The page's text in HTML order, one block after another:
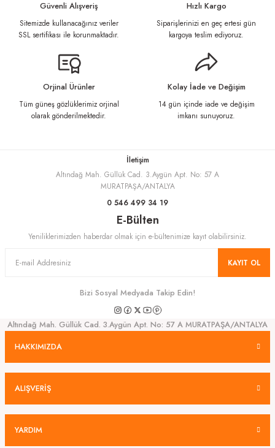
Ürün resmi kalitesiz, bozuk veya görüntülenemiyor.
Ürün bilgilerinde hatalar bulunuyor.
Gönder
Güvenli Alışveriş
Sitemizde kullanacağınız veriler
SSL sertifikası ile korunmaktadır.
Hızlı Kargo
Siparişlerinizi en geç ertesi gün
kargoya teslim ediyoruz.
Orjinal Ürünler
Tüm güneş gözlüklerimiz orjinal
olarak gönderilmektedir.
Kolay İade ve Değişim
14 gün içinde iade ve değişim
imkanı sunuyoruz.
İletişim
Altındağ Mah. Güllük Cad. 3.Aygün Apt. No: 57 A
MURATPAŞA/ANTALYA
0 546 499 34 19
E-Bülten
Yeniliklerimizden haberdar olmak için e-bültenimize kayıt olabilirsiniz.
KAYIT OL
Bizi Sosyal Medyada Takip Edin!
Altındağ Mah. Güllük Cad. 3.Aygün Apt. No: 57 A MURATPAŞA/ANTALYA
HAKKIMIZDA
ALIŞVERİŞ
YARDIM